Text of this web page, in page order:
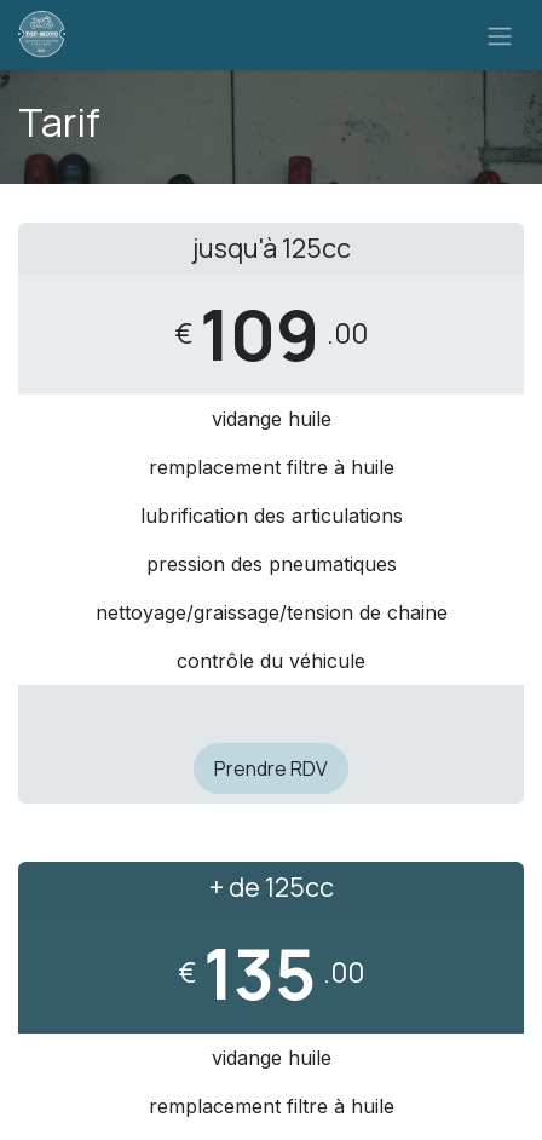
Se rendre au contenu
Tarif
jusqu'à 125cc
€ 109 .00
vidange huile
remplacement filtre à huile
lubrification des articulations
pression des pneumatiques
nettoyage/graissage/tension de chaine
contrôle du véhicule
Prendre RDV
+ de 125cc
€ 135 .00
vidange huile
remplacement filtre à huile